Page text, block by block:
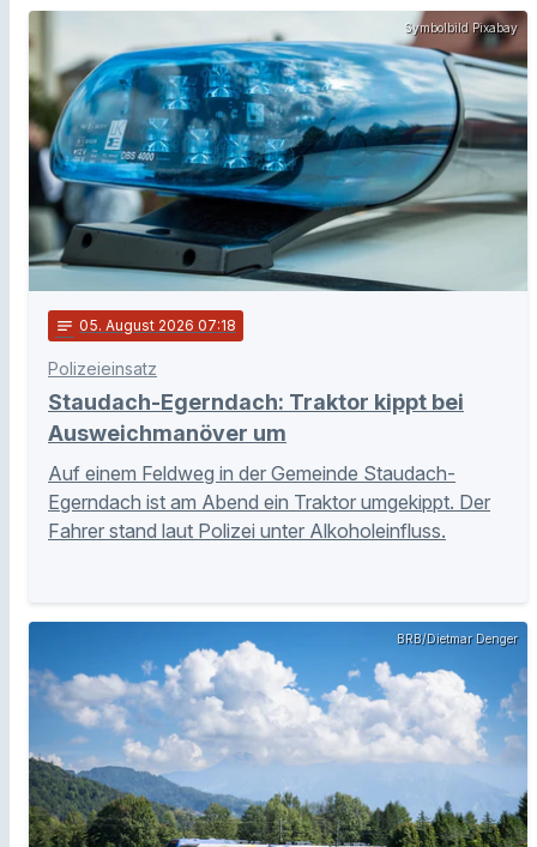
Symbolbild Pixabay
notes 05. August 2026 07:18
Polizeieinsatz
Staudach-Egerndach: Traktor kippt bei
Ausweichmanöver um
Auf einem Feldweg in der Gemeinde Staudach-
Egerndach ist am Abend ein Traktor umgekippt. Der
Fahrer stand laut Polizei unter Alkoholeinfluss.
BRB/Dietmar Denger